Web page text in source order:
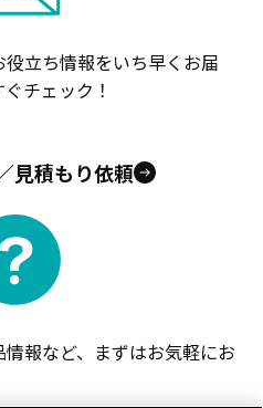
立ち情報をいち早くお届
チェック！
見積もり依頼
報など、まずはお気軽にお